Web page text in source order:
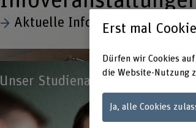
Unser Studienangebot
Erst mal
Dürfen wir Cookies
die Website-Nutzung
Ja, alle Cookies